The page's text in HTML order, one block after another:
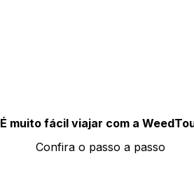
É muito fácil viajar com a
Confira o passo a passo